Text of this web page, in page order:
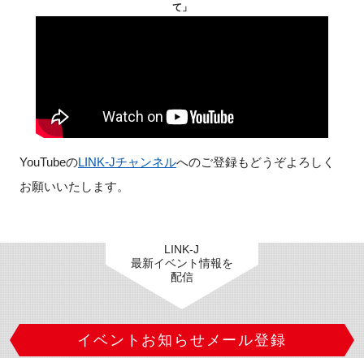
て」
YouTubeのLINK-Jチャンネルへのご登録もどうぞよろしく
お願いいたします。
LINK-J
最新イベント情報を
配信
イベントお知らせメール登録